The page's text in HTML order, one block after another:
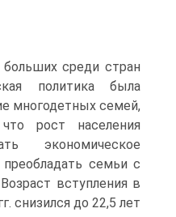
среди стран
политика была
многодетных семей,
рост населения
экономическое
семьи с
вступления в
снизился до 22,5 лет